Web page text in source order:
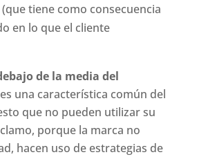
tiene como consecuencia
en lo que el cliente
de la media del
una característica común del
que no pueden utilizar su
porque la marca no
hacen uso de estrategias de